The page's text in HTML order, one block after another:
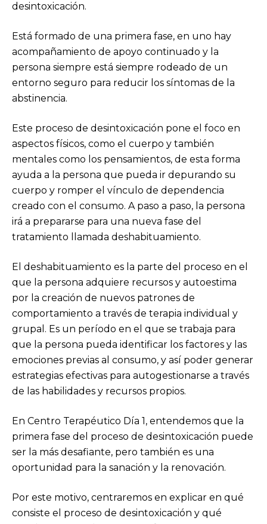
desintoxicación.
Está formado de una primera fase, en uno hay
acompañamiento de apoyo continuado y la
persona siempre está siempre rodeado de un
entorno seguro para reducir los síntomas de la
abstinencia.
Este proceso de desintoxicación pone el foco en
aspectos físicos, como el cuerpo y también
mentales como los pensamientos, de esta forma
ayuda a la persona que pueda ir depurando su
cuerpo y romper el vínculo de dependencia
creado con el consumo. A paso a paso, la persona
irá a prepararse para una nueva fase del
tratamiento llamada deshabituamiento.
El deshabituamiento es la parte del proceso en el
que la persona adquiere recursos y autoestima
por la creación de nuevos patrones de
comportamiento a través de terapia individual y
grupal. Es un período en el que se trabaja para
que la persona pueda identificar los factores y las
emociones previas al consumo, y así poder generar
estrategias efectivas para autogestionarse a través
de las habilidades y recursos propios.
En Centro Terapéutico Día 1, entendemos que la
primera fase del proceso de desintoxicación puede
ser la más desafiante, pero también es una
oportunidad para la sanación y la renovación.
Por este motivo, centraremos en explicar en qué
consiste el proceso de desintoxicación y qué